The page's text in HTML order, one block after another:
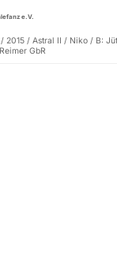
e.V.
2015 / Astral II / Niko / B:
GbR